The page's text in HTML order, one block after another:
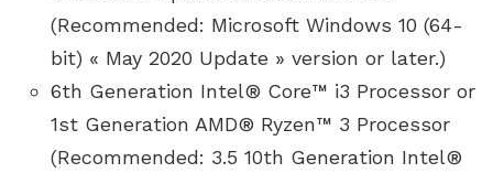
(Recommended: Microsoft Windows 10 (64-
bit) « May 2020 Update » version or later.)
6th Generation Intel® Core™ i3 Processor or
1st Generation AMD® Ryzen™ 3 Processor
(Recommended: 3.5 10th Generation Intel®